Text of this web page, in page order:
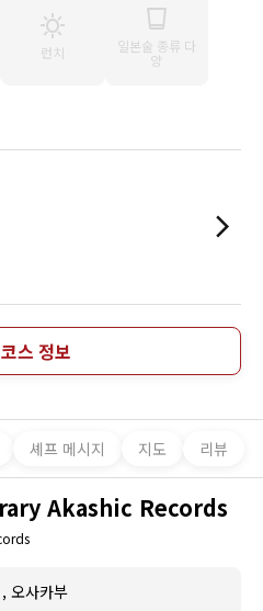
런치 일본술 종류 다
양
스 정보
셰프 메시지 지도 리뷰
Akashic Records
, 오사카부